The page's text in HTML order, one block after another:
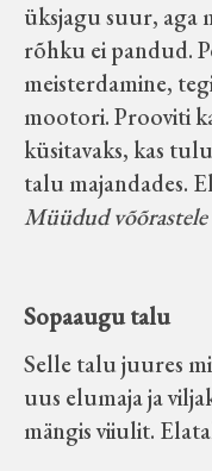
üksjagu suur, aga
rõhku ei pandud.
meisterdamine,
mootori. Prooviti
küsitavaks, kas
talu majandades.
Müüdud võõrastele
Sopaaugu talu
Selle talu juures
uus elumaja ja
mängis viiulit.